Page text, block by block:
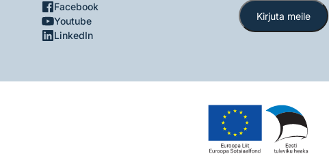
Facebook
Youtube
LinkedIn
Kirjuta meile